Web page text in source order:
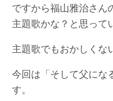
ですから福山雅治さん
主題歌かな？と思って
主題歌でもおかしくな
今回は「そして父にな
す。